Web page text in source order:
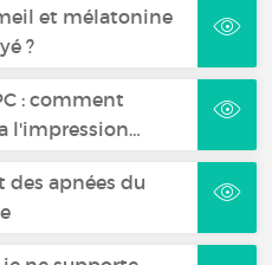
et mélatonine
?
: comment
l'impression…
apnées du